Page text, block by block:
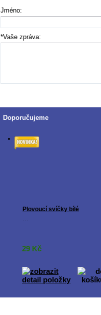
Jméno:
*Vaše zpráva:
Doporučujeme
Plovoucí svíčky bílé
...
29 Kč